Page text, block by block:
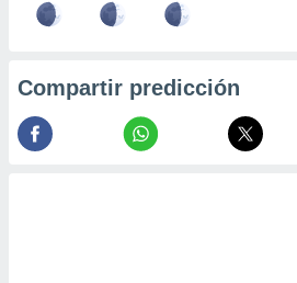
Compartir predicción